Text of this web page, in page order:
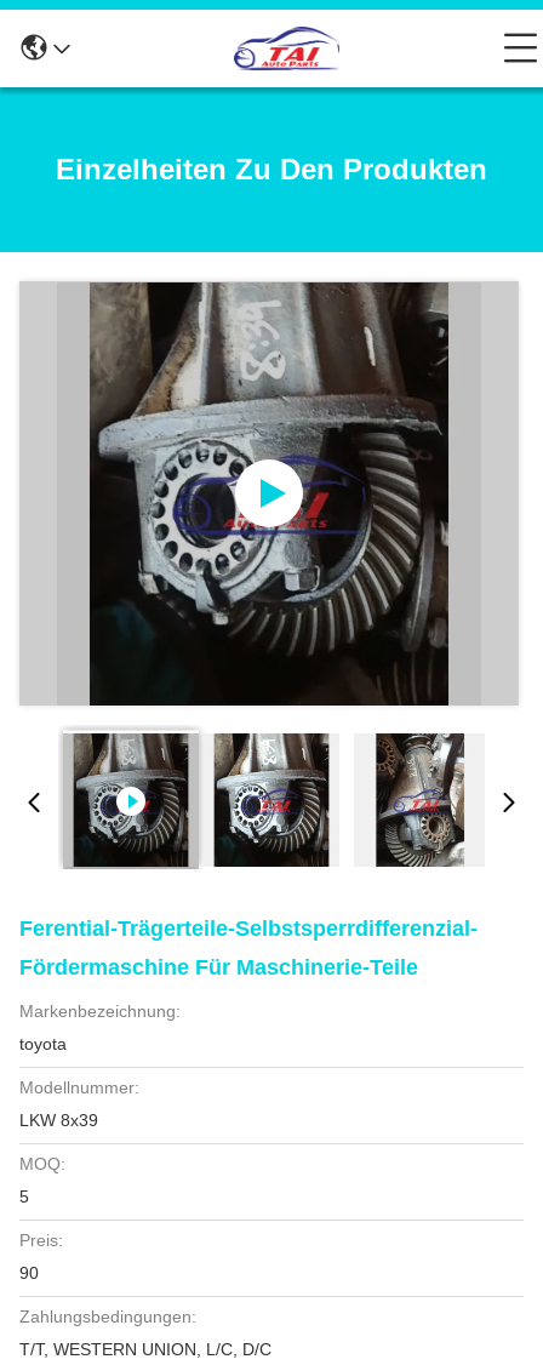
Einzelheiten Zu Den Produkten
Ferential-Trägerteile-Selbstsperrdifferenzial-
Fördermaschine Für Maschinerie-Teile
Markenbezeichnung:
toyota
Modellnummer:
LKW 8x39
MOQ:
5
Preis:
90
Zahlungsbedingungen:
T/T, WESTERN UNION, L/C, D/C